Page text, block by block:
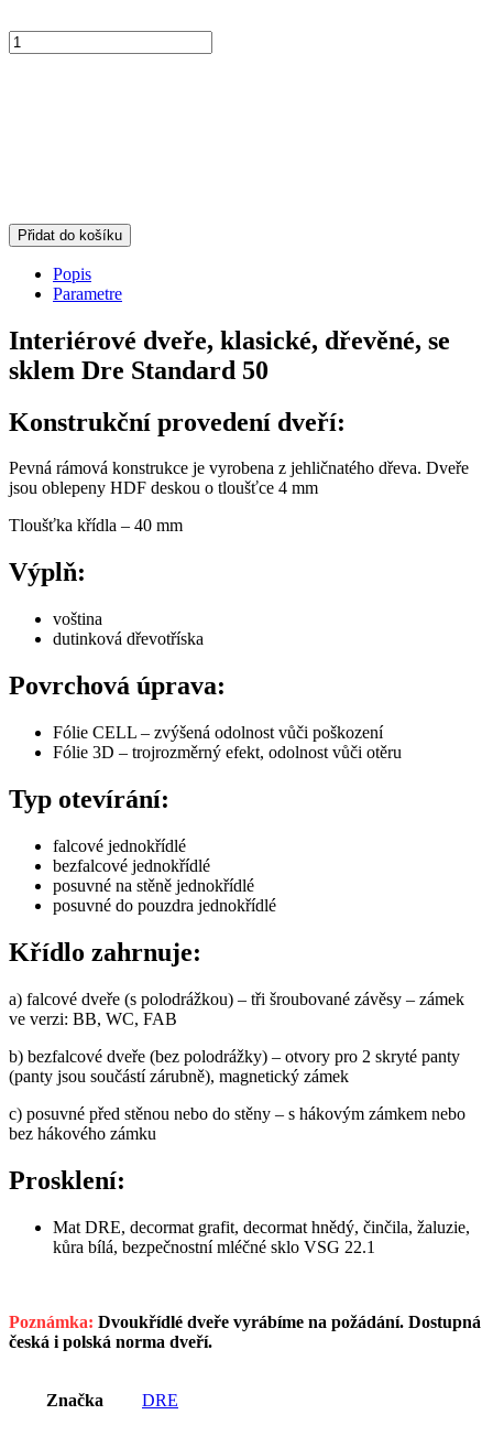
Přidat do košíku
Popis
Parametre
Interiérové dveře, klasické, dřevěné, se
sklem Dre Standard 50
Konstrukční provedení dveří:
Pevná rámová konstrukce je vyrobena z jehličnatého dřeva. Dveře
jsou oblepeny HDF deskou o tloušťce 4 mm
Tloušťka křídla – 40 mm
Výplň:
voština
dutinková dřevotříska
Povrchová úprava:
Fólie CELL – zvýšená odolnost vůči poškození
Fólie 3D – trojrozměrný efekt, odolnost vůči otěru
Typ otevírání:
falcové jednokřídlé
bezfalcové jednokřídlé
posuvné na stěně jednokřídlé
posuvné do pouzdra jednokřídlé
Křídlo zahrnuje:
a) falcové dveře (s polodrážkou) – tři šroubované závěsy – zámek
ve verzi: BB, WC, FAB
b) bezfalcové dveře (bez polodrážky) – otvory pro 2 skryté panty
(panty jsou součástí zárubně), magnetický zámek
c) posuvné před stěnou nebo do stěny – s hákovým zámkem nebo
bez hákového zámku
Prosklení:
Mat DRE, decormat grafit, decormat hnědý, činčila, žaluzie,
kůra bílá, bezpečnostní mléčné sklo VSG 22.1
Poznámka: Dvoukřídlé dveře vyrábíme na požádání. Dostupná
česká i polská norma dveří.
Značka DRE